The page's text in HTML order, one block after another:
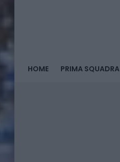
HOME PRIMA SQUADRA